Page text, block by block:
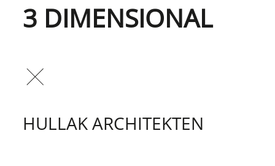
3 DIMENSIONAL
HULLAK ARCHITEKTEN